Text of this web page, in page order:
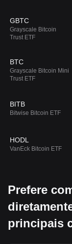
GBTC
Grayscale Bitcoin
Trust ETF
BTC
Grayscale Bitcoin Mini
Trust ETF
BITB
Bitwise Bitcoin ETF
HODL
VanEck Bitcoin ETF
Prefere
principais